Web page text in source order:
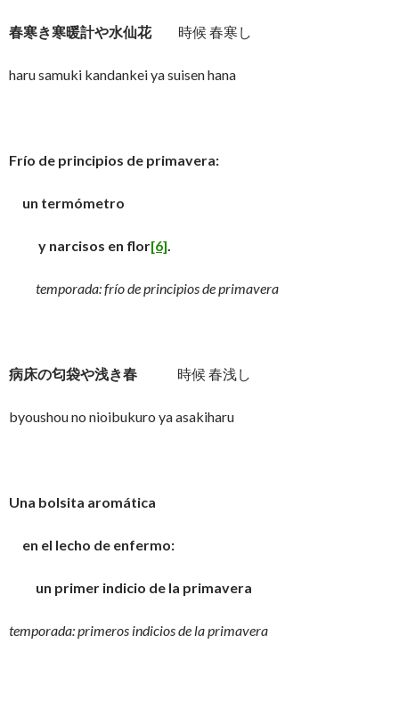
春寒き寒暖計や水仙花時候 春寒し
haru samuki kandankei ya suisen hana
Frío de principios de primavera:
un termómetro
y narcisos en flor[6].
temporada: frío de principios de primavera
病床の匂袋や浅き春 時候 春浅し
byoushou no nioibukuro ya asakiharu
Una bolsita aromática
en el lecho de enfermo:
un primer indicio de la primavera
temporada: primeros indicios de la primavera